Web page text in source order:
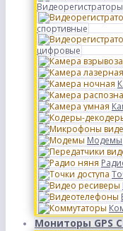
спортивные
цифровые
Модемы
Мониторы GPS